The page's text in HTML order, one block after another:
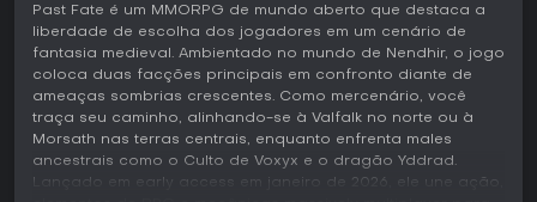
Past Fate é um MMORPG de mundo aberto que destaca a
liberdade de escolha dos jogadores em um cenário de
fantasia medieval. Ambientado no mundo de Nendhir, o jogo
coloca duas facções principais em confronto diante de
ameaças sombrias crescentes. Como mercenário, você
traça seu caminho, alinhando-se à Valfalk no norte ou à
Morsath nas terras centrais, enquanto enfrenta males
ancestrais como o Culto de Voxyx e o dragão Yddrad.
Lançado em early access em janeiro de 2026, ele une ação,